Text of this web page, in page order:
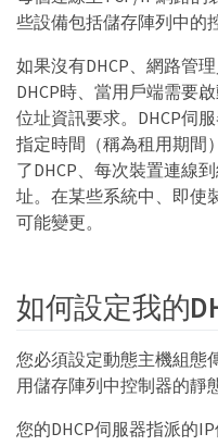
些設備包括儲存陣列中的
如果沒有DHCP、網路管
DHCP時、當用戶端需要
位址資訊要求。DHCP伺
指定時間（稱為租用期間
了DHCP、每次裝置連線
址。在某些系統中、即使
可能變更。
如何設定我的
您必須設定動態主機組態
用儲存陣列中控制器的靜
您的DHCP伺服器指派的